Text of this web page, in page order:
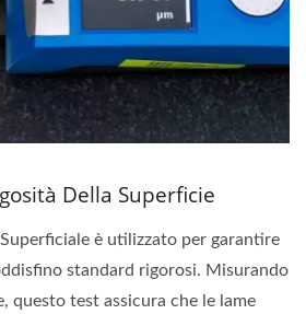
Della Superficie
è utilizzato per garantire
standard rigorosi. Misurando
questo test assicura che le lame